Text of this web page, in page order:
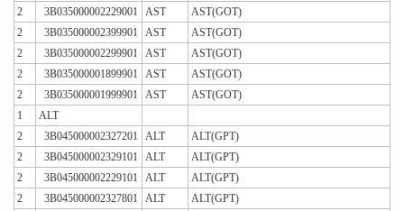
2
3B035000002229001 AST
AST(GOT)
2
3B035000002399901 AST
AST(GOT)
2
3B035000002299901 AST
AST(GOT)
2
3B035000001899901 AST
AST(GOT)
2
3B035000001999901 AST
AST(GOT)
1
ALT
2
3B045000002327201 ALT
ALT(GPT)
2
3B045000002329101 ALT
ALT(GPT)
2
3B045000002229101 ALT
ALT(GPT)
2
3B045000002327801 ALT
ALT(GPT)